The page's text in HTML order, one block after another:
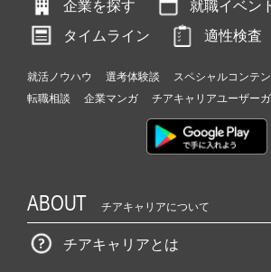
企業を探す
就職イベン
タイムライン
適性検査
就活ノウハウ 選考体験談 スペシャルコンテ
転職相談
企業マンガ チアキャリアユーザー
ABOUT チアキャリアについて
チアキャリアとは